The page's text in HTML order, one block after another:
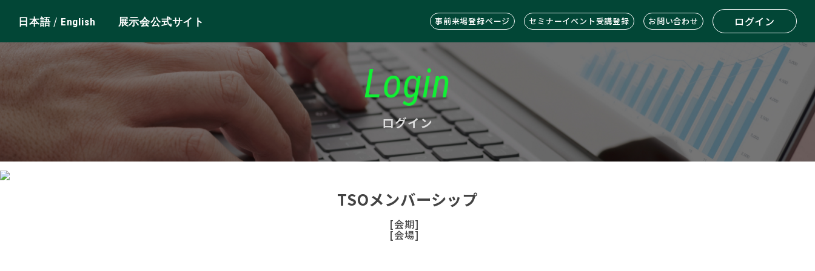
日本語/ English 展示会公式サイト 事前来場登録ページ セミナーイベント受講登録 お問い合わせ ログイン
Login
ログイン
TSOメンバーシップ
[会期]
[会場]